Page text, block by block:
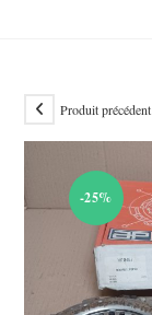
-25%
Produit précédent